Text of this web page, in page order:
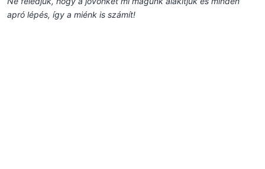
apró lépés, így a miénk is számít!